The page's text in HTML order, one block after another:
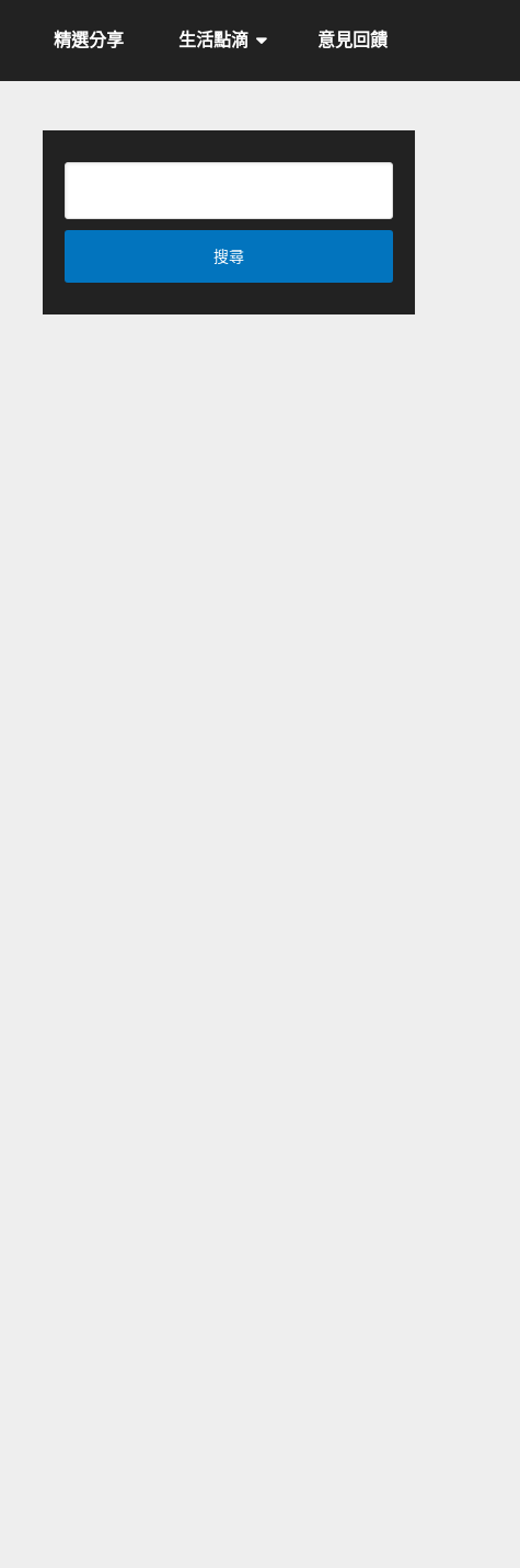
精選分享 生活點滴 意見回饋